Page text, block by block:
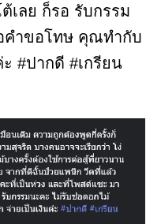
เลย ก็รอ รับกรรม
คำขอโทษ คุณทำกับ
#ปากดี #เกรียน